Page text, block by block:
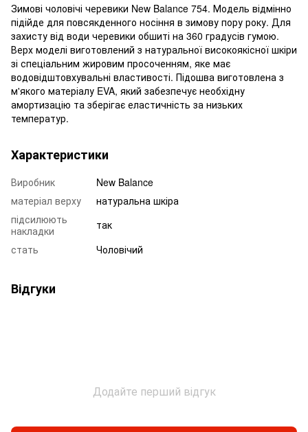
Зимові чоловічі черевики New Balance 754. Модель відмінно
підійде для повсякденного носіння в зимову пору року. Для
захисту від води черевики обшиті на 360 градусів гумою.
Верх моделі виготовлений з натуральної високоякісної шкіри
зі спеціальним жировим просоченням, яке має
водовідштовхувальні властивості. Підошва виготовлена ​​з
м'якого матеріалу EVA, який забезпечує необхідну
амортизацію та зберігає еластичність за низьких
температур.
Характеристики
Виробник
New Balance
матеріал верху
натуральна шкіра
підсилюють
накладки
так
стать
Чоловічий
Відгуки
Додайте перший відгук